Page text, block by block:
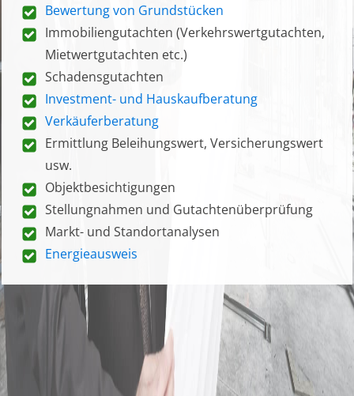
Bewertung von Grundstücken
Immobiliengutachten (Verkehrswertgutachten,
Mietwertgutachten etc.)
Schadensgutachten
Investment- und Hauskaufberatung
Verkäuferberatung
Ermittlung Beleihungswert, Versicherungswert
usw.
Objektbesichtigungen
Stellungnahmen und Gutachtenüberprüfung
Markt- und Standortanalysen
Energieausweis